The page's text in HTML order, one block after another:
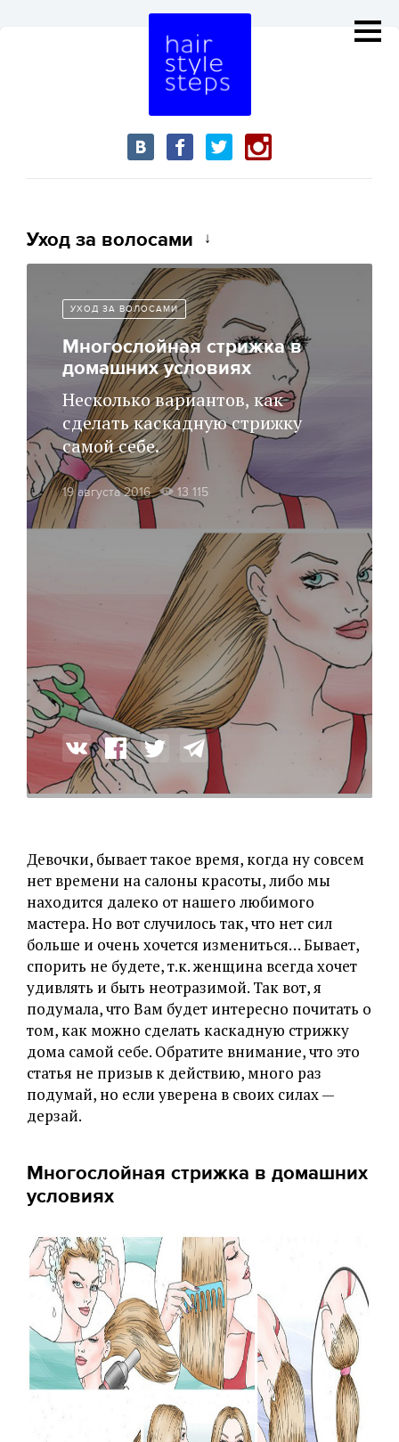
Уход за волосами
УХОД ЗА ВОЛОСАМИ
Многослойная стрижка в
домашних условиях
Несколько вариантов, как
сделать каскадную стрижку
самой себе.
19 августа 2016 13 115
Девочки, бывает такое время, когда ну совсем
нет времени на салоны красоты, либо мы
находится далеко от нашего любимого
мастера. Но вот случилось так, что нет сил
больше и очень хочется измениться… Бывает,
спорить не будете, т.к. женщина всегда хочет
удивлять и быть неотразимой. Так вот, я
подумала, что Вам будет интересно почитать о
том, как можно сделать каскадную стрижку
дома самой себе. Обратите внимание, что это
статья не призыв к действию, много раз
подумай, но если уверена в своих силах —
дерзай.
Многослойная стрижка в домашних
условиях